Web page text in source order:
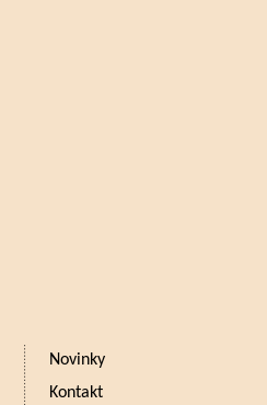
Novinky
Kontakt